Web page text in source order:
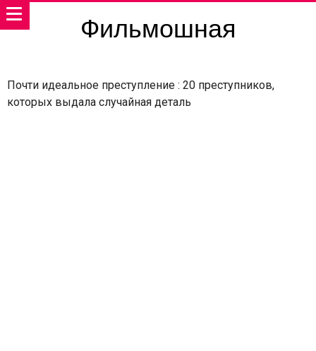
Фильмошная
Почти идеальное преступление : 20 преступников,
которых выдала случайная деталь